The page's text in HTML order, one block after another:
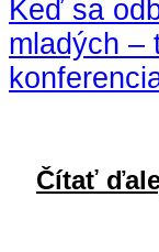
Keď sa
mladých –
Čítať